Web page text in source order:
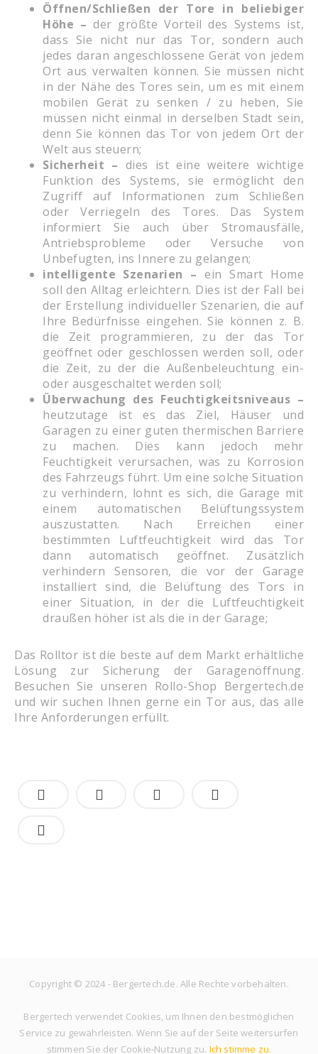
Öffnen/Schließen der Tore in beliebiger
Höhe –der größte Vorteil des Systems ist,
dass Sie nicht nur das Tor, sondern auch
jedes daran angeschlossene Gerät von jedem
Ort aus verwalten können. Sie müssen nicht
in der Nähe des Tores sein, um es mit einem
mobilen Gerät zu senken / zu heben, Sie
müssen nicht einmal in derselben Stadt sein,
denn Sie können das Tor von jedem Ort der
Welt aus steuern;
Sicherheit – dies ist eine weitere wichtige
Funktion des Systems, sie ermöglicht den
Zugriff auf Informationen zum Schließen
oder Verriegeln des Tores. Das System
informiert Sie auch über Stromausfälle,
Antriebsprobleme oder Versuche von
Unbefugten, ins Innere zu gelangen;
intelligente Szenarien –ein Smart Home
soll den Alltag erleichtern. Dies ist der Fall bei
der Erstellung individueller Szenarien, die auf
Ihre Bedürfnisse eingehen. Sie können z. B.
die Zeit programmieren, zu der das Tor
geöffnet oder geschlossen werden soll, oder
die Zeit, zu der die Außenbeleuchtung ein-
oder ausgeschaltet werden soll;
Überwachung des Feuchtigkeitsniveaus –
heutzutage ist es das Ziel, Häuser und
Garagen zu einer guten thermischen Barriere
zu machen. Dies kann jedoch mehr
Feuchtigkeit verursachen, was zu Korrosion
des Fahrzeugs führt. Um eine solche Situation
zu verhindern, lohnt es sich, die Garage mit
einem automatischen Belüftungssystem
auszustatten. Nach Erreichen einer
bestimmten Luftfeuchtigkeit wird das Tor
dann automatisch geöffnet. Zusätzlich
verhindern Sensoren, die vor der Garage
installiert sind, die Belüftung des Tors in
einer Situation, in der die Luftfeuchtigkeit
draußen höher ist als die in der Garage;
Das Rolltor ist die beste auf dem Markt erhältliche
Lösung zur Sicherung der Garagenöffnung.
Besuchen Sie unseren Rollo-Shop Bergertech.de
und wir suchen Ihnen gerne ein Tor aus, das alle
Ihre Anforderungen erfüllt.
Copyright © 2024 - Bergertech.de. Alle Rechte vorbehalten.
Bergertech verwendet Cookies, um Ihnen den bestmöglichen
Service zu gewährleisten. Wenn Sie auf der Seite weitersurfen
stimmen Sie der Cookie-Nutzung zu. Ich stimme zu.